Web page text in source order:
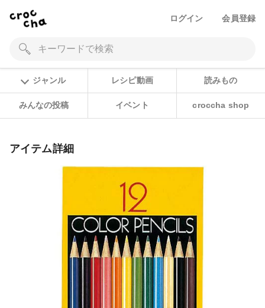
ログイン 会員登録
ジャンル レシピ動画 読みもの
みんなの投稿 イベント croccha shop
アイテム詳細